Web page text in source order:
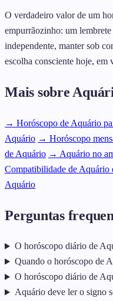
O verdadeiro valor de um
empurrãozinho: um
independente, manter sob
escolha consciente hoje, em
Mais sobre
→ Horóscopo de Aquário
Aquário → Horóscopo
de Aquário → Aquário no
Compatibilidade de Aquário
Aquário
Perguntas
O horóscopo diário de
Quando o horóscopo de
O horóscopo diário de
Aquário deve ler o signo